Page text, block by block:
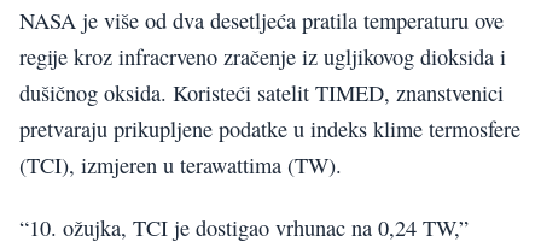
NASA je više od dva desetljeća pratila temperaturu ove
regije kroz infracrveno zračenje iz ugljikovog dioksida i
dušičnog oksida. Koristeći satelit TIMED, znanstvenici
pretvaraju prikupljene podatke u indeks klime termosfere
(TCI), izmjeren u terawattima (TW).
“10. ožujka, TCI je dostigao vrhunac na 0,24 TW,”